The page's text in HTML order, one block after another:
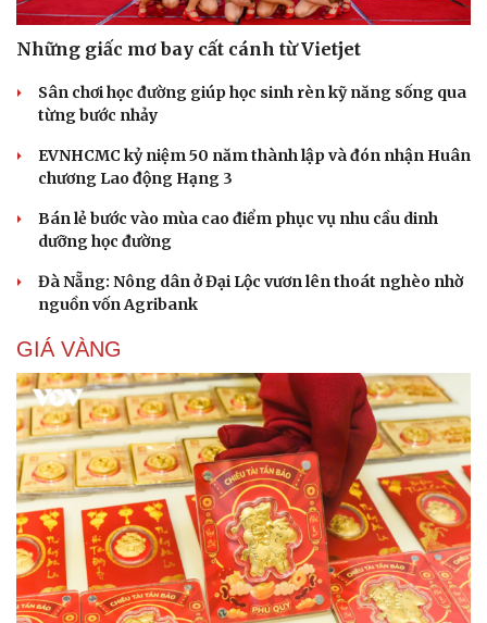
Cải chính
Những giấc mơ bay cất cánh từ Vietjet
Sân chơi học đường giúp học sinh rèn kỹ năng sống qua
từng bước nhảy
EVNHCMC kỷ niệm 50 năm thành lập và đón nhận Huân
chương Lao động Hạng 3
Bán lẻ bước vào mùa cao điểm phục vụ nhu cầu dinh
dưỡng học đường
Đà Nẵng: Nông dân ở Đại Lộc vươn lên thoát nghèo nhờ
nguồn vốn Agribank
GIÁ VÀNG